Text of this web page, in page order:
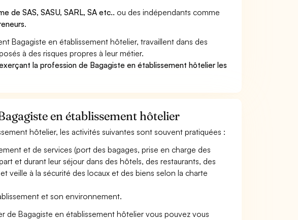
de SAS, SASU, SARL, SA etc.. ou des indépendants comme
.
Bagagiste en établissement hôtelier, travaillent dans des
à des risques propres à leur métier.
la profession de Bagagiste en établissement hôtelier les
en établissement hôtelier
hôtelier, les activités suivantes sont souvent pratiquées :
et de services (port des bagages, prise en charge des
et durant leur séjour dans des hôtels, des restaurants, des
veille à la sécurité des locaux et des biens selon la charte
et son environnement.
de Bagagiste en établissement hôtelier vous pouvez vous